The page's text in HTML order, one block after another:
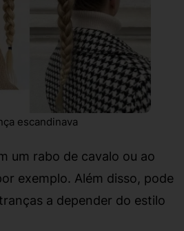
escandinava
um rabo de cavalo ou ao
exemplo. Além disso, pode
a depender do estilo